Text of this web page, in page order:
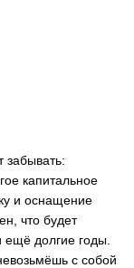
забывать:
капитальное
и оснащение
что будет
долгие годы.
с собой